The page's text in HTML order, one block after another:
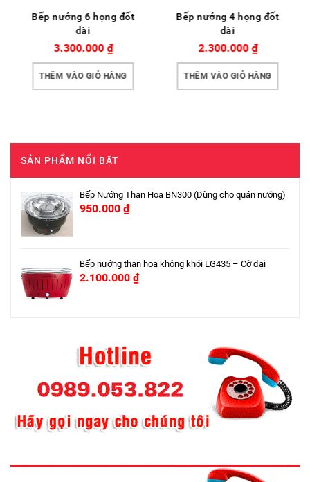
Bếp nướng 6 họng đốt
dài
3.300.000₫
THÊM VÀO GIỎ HÀNG
Bếp nướng 4 họng đốt
dài
2.300.000₫
THÊM VÀO GIỎ HÀNG
SẢN PHẨM NỔI BẬT
Bếp Nướng Than Hoa BN300 (Dùng cho quán nướng)
950.000 ₫
Bếp nướng than hoa không khói LG435 – Cỡ đại
2.100.000 ₫